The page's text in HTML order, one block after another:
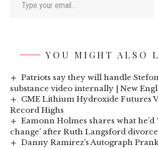
YOU MIGHT ALSO
Patriots say they will handle
substance video internally | New
CME Lithium Hydroxide Futures
Record Highs
Eamonn Holmes shares what he’d
change’ after Ruth Langsford divorce
Danny Ramirez’s Autograph